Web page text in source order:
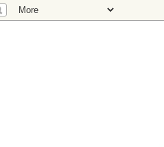
Estudio de diseño con TIENDA